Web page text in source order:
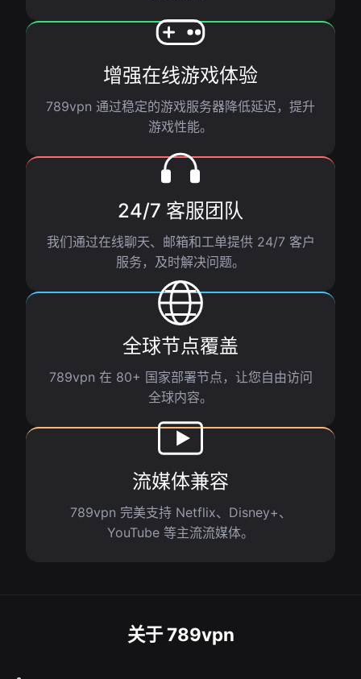
增强在线游戏体验
789vpn 通过稳定的游戏服务器降低延迟，提升
游戏性能。
24/7 客服团队
我们通过在线聊天、邮箱和工单提供 24/7 客户
服务，及时解决问题。
全球节点覆盖
789vpn 在 80+ 国家部署节点，让您自由访问
全球内容。
流媒体兼容
789vpn 完美支持 Netflix、Disney+、
YouTube 等主流流媒体。
关于 789vpn